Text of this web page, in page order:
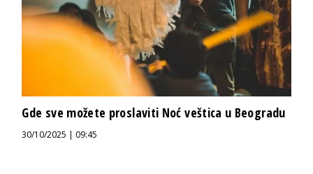
Gde sve možete proslaviti Noć veštica u Beogradu
30/10/2025 | 09:45